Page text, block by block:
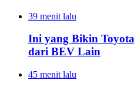
39 menit lalu
Ini yang Bikin
dari BEV Lain
45 menit lalu